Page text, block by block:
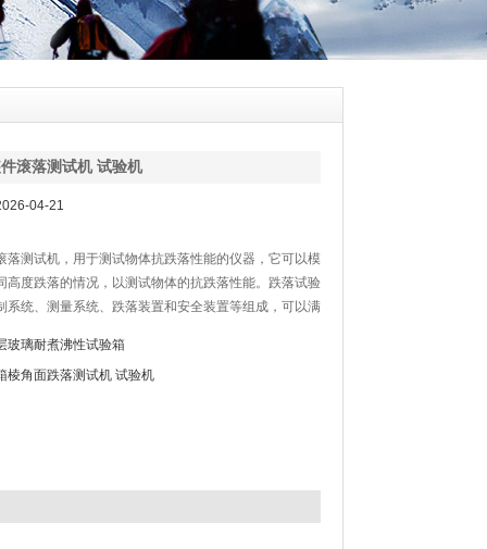
滚落测试机 试验机
04-21
落测试机，用于测试物体抗跌落性能的仪器，它可以模
高度跌落的情况，以测试物体的抗跌落性能。跌落试验
系统、测量系统、跌落装置和安全装置等组成，可以满
玻璃耐煮沸性试验箱
棱角面跌落测试机 试验机